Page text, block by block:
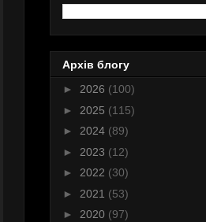
Архів блогу
► 2026 (100)
► 2025 (115)
► 2024 (89)
► 2023 (12)
► 2022 (30)
► 2021 (53)
► 2020 (97)